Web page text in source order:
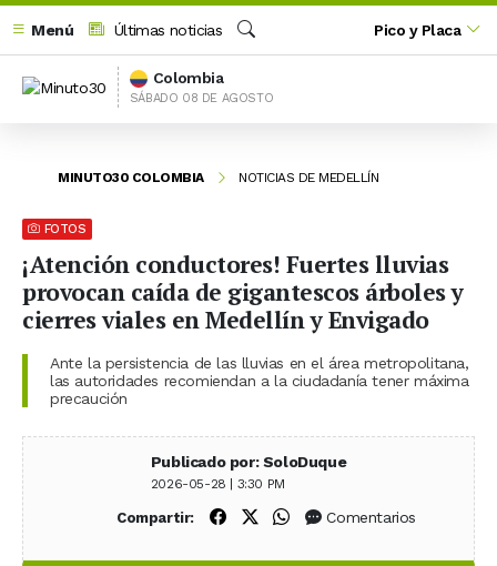
Menú
Últimas noticias
Buscar
Pico y Placa
Colombia
SÁBADO 08 DE AGOSTO
MINUTO30 COLOMBIA NOTICIAS DE MEDELLÍN
FOTOS
¡Atención conductores! Fuertes lluvias
provocan caída de gigantescos árboles y
cierres viales en Medellín y Envigado
Ante la persistencia de las lluvias en el área metropolitana,
las autoridades recomiendan a la ciudadanía tener máxima
precaución
Publicado por: SoloDuque
2026-05-28 | 3:30 PM
Compartir: Compartir en Facebook
Compartir en X (Twitter)
Compartir en WhatsApp
Comentarios